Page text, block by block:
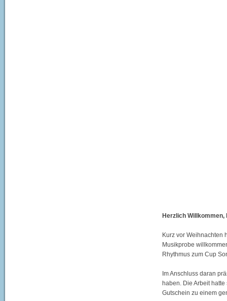
Herzlich Willkommen,
Kurz vor Weihnachten
Musikprobe
Rhythmus zum Cup
Im Anschluss daran
haben. Die Arbeit
Gutschein zu einem